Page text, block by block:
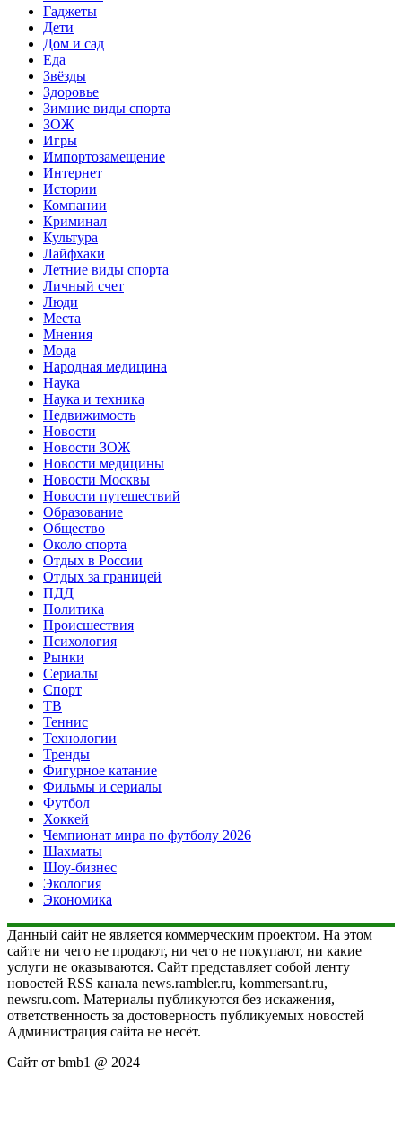
Гаджеты
Дети
Дом и сад
Еда
Звёзды
Здоровье
Зимние виды спорта
ЗОЖ
Игры
Импортозамещение
Интернет
Истории
Компании
Криминал
Культура
Лайфхаки
Летние виды спорта
Личный счет
Люди
Места
Мнения
Мода
Народная медицина
Наука
Наука и техника
Недвижимость
Новости
Новости ЗОЖ
Новости медицины
Новости Москвы
Новости путешествий
Образование
Общество
Около спорта
Отдых в России
Отдых за границей
ПДД
Политика
Происшествия
Психология
Рынки
Сериалы
Спорт
ТВ
Теннис
Технологии
Тренды
Фигурное катание
Фильмы и сериалы
Футбол
Хоккей
Чемпионат мира по футболу 2026
Шахматы
Шоу-бизнес
Экология
Экономика
Данный сайт не является коммерческим проектом. На этом
сайте ни чего не продают, ни чего не покупают, ни какие
услуги не оказываются. Сайт представляет собой ленту
новостей RSS канала news.rambler.ru, kommersant.ru,
newsru.com. Материалы публикуются без искажения,
ответственность за достоверность публикуемых новостей
Администрация сайта не несёт.
Сайт от bmb1 @ 2024